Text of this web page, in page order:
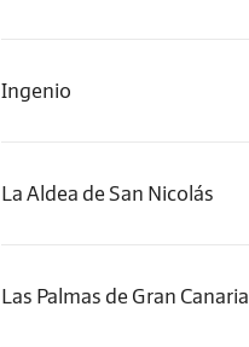
Ingenio
La Aldea de San Nicolás
Las Palmas de Gran Canaria